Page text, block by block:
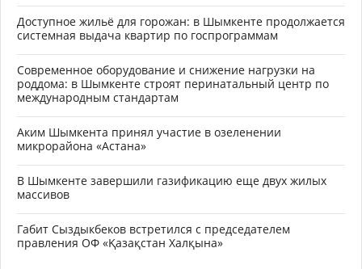
Доступное жильё для горожан: в Шымкенте продолжается
системная выдача квартир по госпрограммам
Современное оборудование и снижение нагрузки на
роддома: в Шымкенте строят перинатальный центр по
международным стандартам
Аким Шымкента принял участие в озеленении
микрорайона «Астана»
В Шымкенте завершили газификацию еще двух жилых
массивов
Габит Сыздыкбеков встретился с председателем
правления ОФ «Қазақстан Халқына»